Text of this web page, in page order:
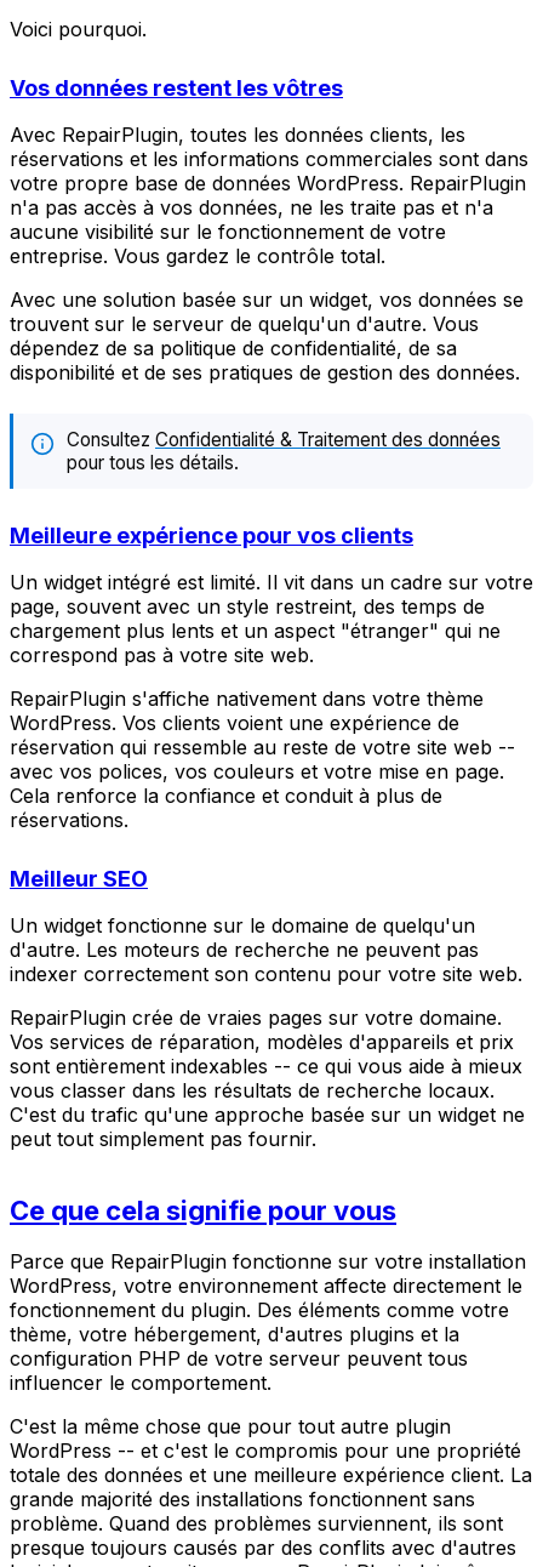
Voici pourquoi.
Vos données restent les vôtres
Avec RepairPlugin, toutes les données clients, les
réservations et les informations commerciales sont dans
votre propre base de données WordPress. RepairPlugin
n'a pas accès à vos données, ne les traite pas et n'a
aucune visibilité sur le fonctionnement de votre
entreprise. Vous gardez le contrôle total.
Avec une solution basée sur un widget, vos données se
trouvent sur le serveur de quelqu'un d'autre. Vous
dépendez de sa politique de confidentialité, de sa
disponibilité et de ses pratiques de gestion des données.
Consultez Confidentialité & Traitement des données
pour tous les détails.
Meilleure expérience pour vos clients
Un widget intégré est limité. Il vit dans un cadre sur votre
page, souvent avec un style restreint, des temps de
chargement plus lents et un aspect "étranger" qui ne
correspond pas à votre site web.
RepairPlugin s'affiche nativement dans votre thème
WordPress. Vos clients voient une expérience de
réservation qui ressemble au reste de votre site web --
avec vos polices, vos couleurs et votre mise en page.
Cela renforce la confiance et conduit à plus de
réservations.
Meilleur SEO
Un widget fonctionne sur le domaine de quelqu'un
d'autre. Les moteurs de recherche ne peuvent pas
indexer correctement son contenu pour votre site web.
RepairPlugin crée de vraies pages sur votre domaine.
Vos services de réparation, modèles d'appareils et prix
sont entièrement indexables -- ce qui vous aide à mieux
vous classer dans les résultats de recherche locaux.
C'est du trafic qu'une approche basée sur un widget ne
peut tout simplement pas fournir.
Ce que cela signifie pour vous
Parce que RepairPlugin fonctionne sur votre installation
WordPress, votre environnement affecte directement le
fonctionnement du plugin. Des éléments comme votre
thème, votre hébergement, d'autres plugins et la
configuration PHP de votre serveur peuvent tous
influencer le comportement.
C'est la même chose que pour tout autre plugin
WordPress -- et c'est le compromis pour une propriété
totale des données et une meilleure expérience client. La
grande majorité des installations fonctionnent sans
problème. Quand des problèmes surviennent, ils sont
presque toujours causés par des conflits avec d'autres